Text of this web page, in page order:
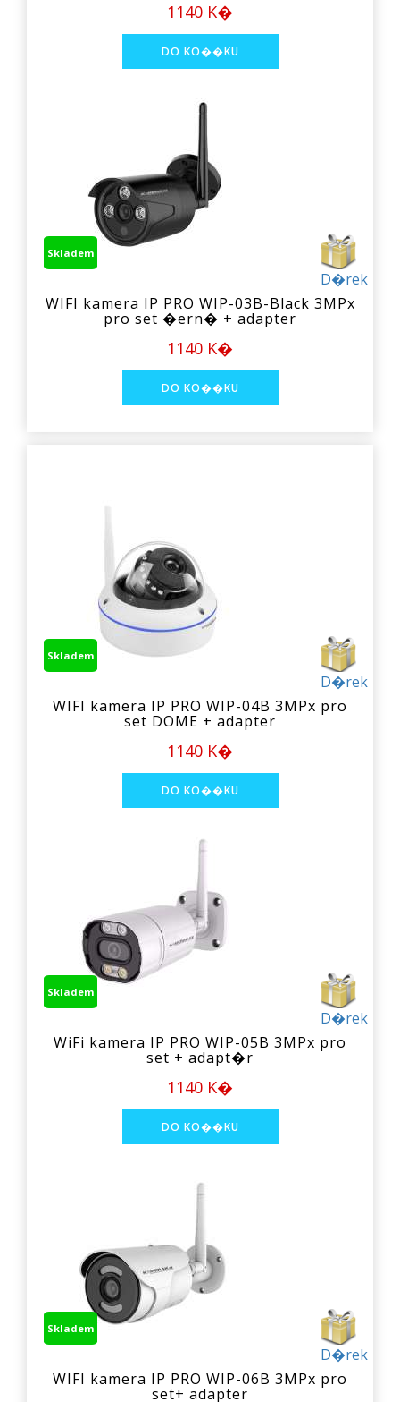
1140 K�
D�rek
Skladem
WIFI kamera IP PRO WIP-03B-Black 3MPx
pro set �ern� + adapter
1140 K�
D�rek
Skladem
WIFI kamera IP PRO WIP-04B 3MPx pro
set DOME + adapter
1140 K�
D�rek
Skladem
WiFi kamera IP PRO WIP-05B 3MPx pro
set + adapt�r
1140 K�
D�rek
Skladem
WIFI kamera IP PRO WIP-06B 3MPx pro
set+ adapter